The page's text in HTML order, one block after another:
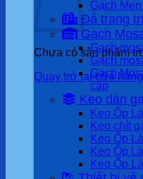
Chưa có sản phẩm
Quay trở lại cửa hàng
Gạch
Đá trang trí
Gạch
Gạch
Gạch
Gạch
cấp
Keo dán
Keo Ốp
Keo chít
Keo Ốp
Keo Ốp
Keo Ốp